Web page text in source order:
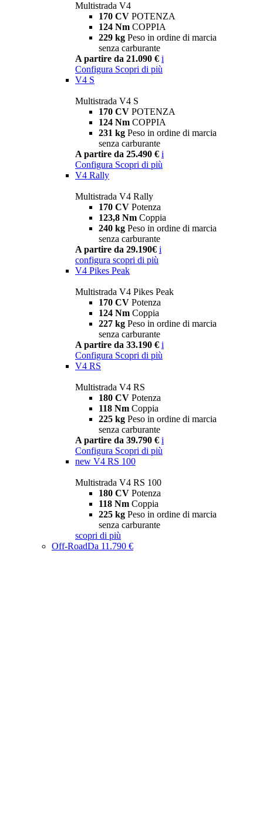
Multistrada V4
170 CV POTENZA
124 Nm COPPIA
229 kg Peso in ordine di marcia
senza carburante
A partire da 21.090 € i
Configura Scopri di più
V4 S
Multistrada V4 S
170 CV POTENZA
124 Nm COPPIA
231 kg Peso in ordine di marcia
senza carburante
A partire da 25.490 € i
Configura Scopri di più
V4 Rally
Multistrada V4 Rally
170 CV Potenza
123,8 Nm Coppia
240 kg Peso in ordine di marcia
senza carburante
A partire da 29.190€ i
configura scopri di più
V4 Pikes Peak
Multistrada V4 Pikes Peak
170 CV Potenza
124 Nm Coppia
227 kg Peso in ordine di marcia
senza carburante
A partire da 33.190 € i
Configura Scopri di più
V4 RS
Multistrada V4 RS
180 CV Potenza
118 Nm Coppia
225 kg Peso in ordine di marcia
senza carburante
A partire da 39.790 € i
Configura Scopri di più
new V4 RS 100
Multistrada V4 RS 100
180 CV Potenza
118 Nm Coppia
225 kg Peso in ordine di marcia
senza carburante
scopri di più
Off-RoadDa 11.790 €